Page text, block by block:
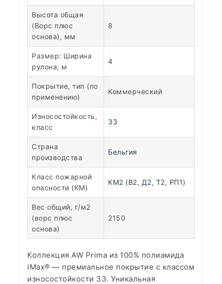
Высота общая
(Ворс плюс
основа), мм
8
Размер: Ширина
рулона, м
4
Покрытие, тип (по
применению)
Коммерческий
Износостойкость,
класс
33
Страна
производства
Бельгия
Класс пожарной
опасности (КМ)
КМ2 (В2, Д2, Т2, РП1)
Вес общий, г/м2
(ворс плюс
основа)
2150
Коллекция AW Prima из 100% полиамида
iMax® — премиальное покрытие с классом
износостойкости 33. Уникальная